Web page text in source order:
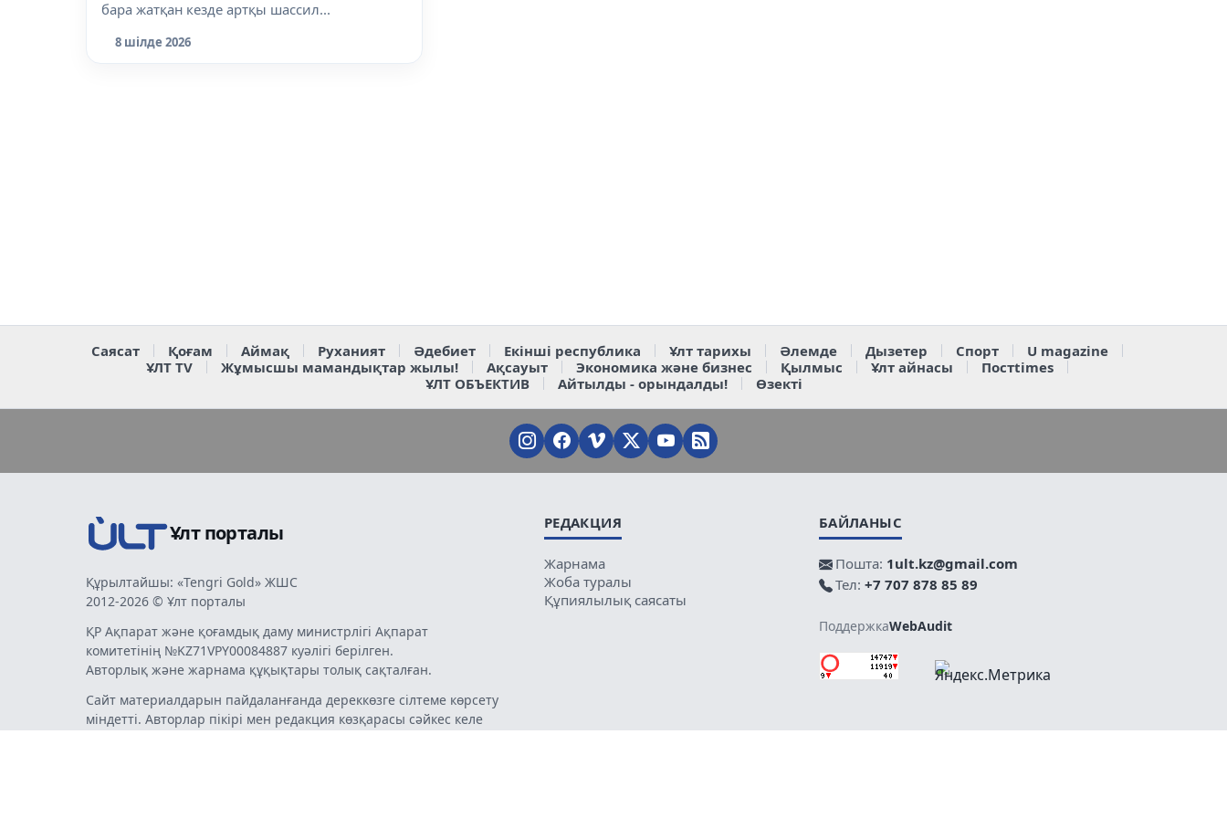
бара жатқан кезде артқы шассил...
8 шілде 2026
Саясат Қоғам Аймақ Руханият Әдебиет Екінші республика Ұлт тарихы Әлемде Дызетер Спорт
U magazine
ҰЛТ TV
Жұмысшы мамандықтар жылы! Ақсауыт Экономика және бизнес Қылмыс Ұлт айнасы
Постtimes
ҰЛТ ОБЪЕКТИВ
Айтылды - орындалды! Өзекті
Ұлт порталы
Құрылтайшы: «Tengri Gold» ЖШС
2012-2026 © Ұлт порталы
ҚР Ақпарат және қоғамдық даму министрлігі Ақпарат
комитетінің №KZ71VPY00084887 куәлігі берілген.
Авторлық және жарнама құқықтары толық сақталған.
Сайт материалдарын пайдаланғанда дереккөзге сілтеме көрсету
міндетті. Авторлар пікірі мен редакция көзқарасы сәйкес келе
РЕДАКЦИЯ
Жарнама
Жоба туралы
Құпиялылық саясаты
БАЙЛАНЫС
Пошта: 1ult.kz@gmail.com
Тел: +7 707 878 85 89
ПоддержкаWebAudit